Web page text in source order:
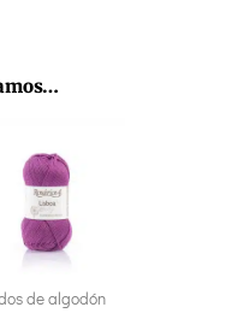
de algodón